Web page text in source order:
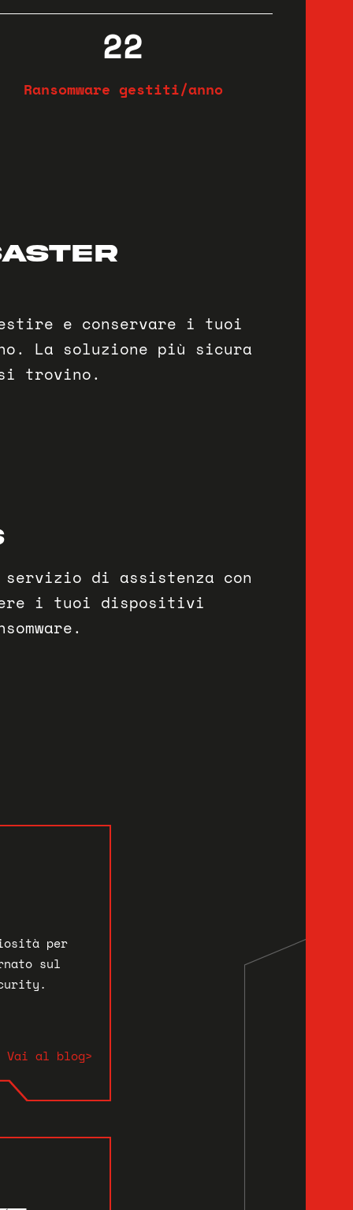
22
Ransomware gestiti/anno
e conservare i tuoi
La soluzione più sicura
trovino.
di assistenza con
i tuoi dispositivi
per
sul
Vai al blog>